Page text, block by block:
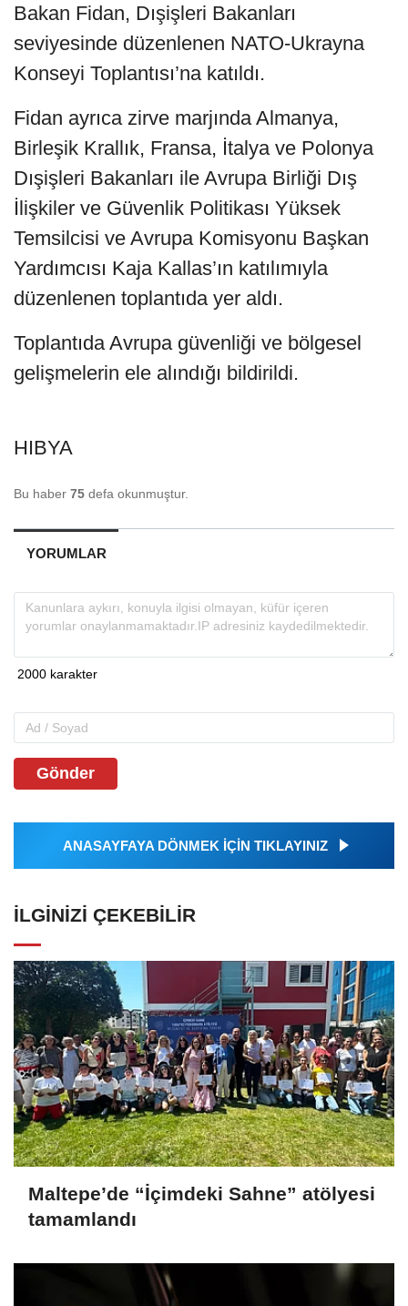
Bakan Fidan, Dışişleri Bakanları
seviyesinde düzenlenen NATO-Ukrayna
Konseyi Toplantısı’na katıldı.
Fidan ayrıca zirve marjında Almanya,
Birleşik Krallık, Fransa, İtalya ve Polonya
Dışişleri Bakanları ile Avrupa Birliği Dış
İlişkiler ve Güvenlik Politikası Yüksek
Temsilcisi ve Avrupa Komisyonu Başkan
Yardımcısı Kaja Kallas’ın katılımıyla
düzenlenen toplantıda yer aldı.
Toplantıda Avrupa güvenliği ve bölgesel
gelişmelerin ele alındığı bildirildi.
HIBYA
Bu haber 75 defa okunmuştur.
YORUMLAR
Gönder
ANASAYFAYA DÖNMEK İÇİN TIKLAYINIZ
İLGINIZI ÇEKEBILIR
Maltepe’de “İçimdeki Sahne” atölyesi
tamamlandı